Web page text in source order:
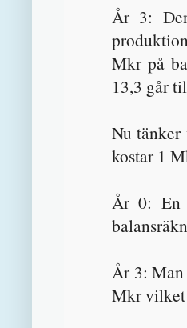
År 3:
Mkr på
13,3 går
Nu tänker
kostar 1
År 0: En
År 3: Man
Mkr vilket